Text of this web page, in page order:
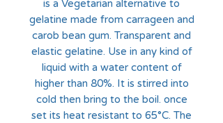
is a Vegetarian alternative to
gelatine made from carrageen and
carob bean gum. Transparent and
elastic gelatine. Use in any kind of
liquid with a water content of
higher than 80%. It is stirred into
cold then bring to the boil. once
set its heat resistant to 65°C. The